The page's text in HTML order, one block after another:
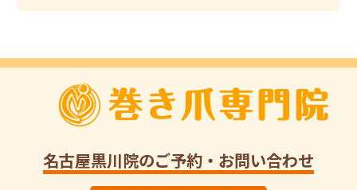
名古屋黒川院のご予約・お問い合わせ